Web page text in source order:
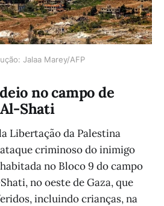
Jalaa Marey/AFP
no campo de
Shati
Libertação da Palestina
criminoso do inimigo
no Bloco 9 do campo
no oeste de Gaza, que
incluindo crianças, na